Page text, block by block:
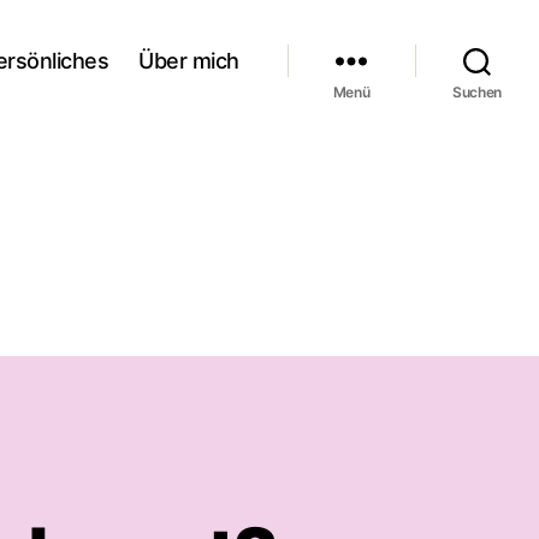
Über mich
Menü Suchen